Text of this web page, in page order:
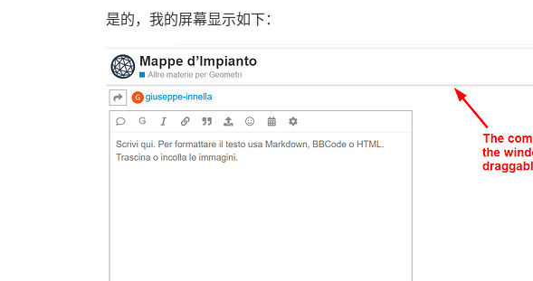
是的，我的屏幕显示如下：